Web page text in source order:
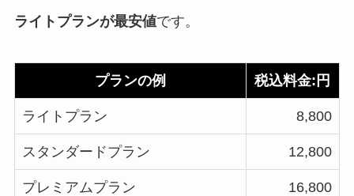
ライトプランが最安値です。
プランの例 税込料金:円
ライトプラン 8,800
スタンダードプラン 12,800
プレミアムプラン 16,800